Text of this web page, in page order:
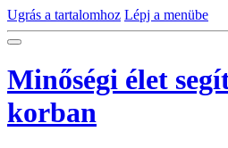
Ugrás a tartalomhoz Lépj a menübe
Minőségi élet
korban